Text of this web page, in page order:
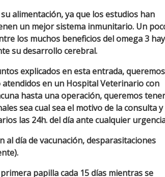
alimentación, ya que los estudios han
un mejor sistema inmunitario. Un
los muchos beneficios del omega 3 hay
su desarrollo cerebral.
explicados en esta entrada, queremos
en un Hospital Veterinario con
hasta una operación, queremos tener
sea cual sea el motivo de la consulta y
las 24h. del día ante cualquier
al día de vacunación, desparasitaciones
papilla cada 15 días mientras se